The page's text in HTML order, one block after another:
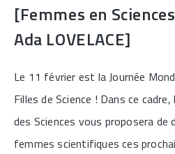
[Femmes en
Ada LOVELACE]
Le 11 février est la Journée
Filles de Science ! Dans ce
des Sciences vous proposera de
femmes scientifiques ces